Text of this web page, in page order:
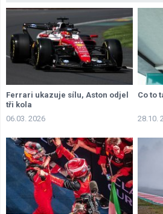
Ferrari ukazuje sílu, Aston odjel
tři kola
06.03. 2026
Co to
28.10.